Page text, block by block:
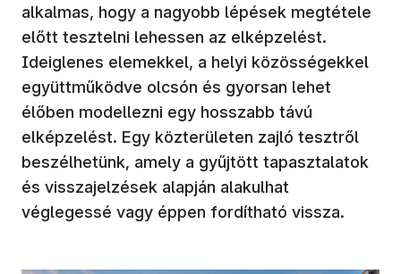
alkalmas, hogy a nagyobb lépések megtétele
előtt tesztelni lehessen az elképzelést.
Ideiglenes elemekkel, a helyi közösségekkel
együttműködve olcsón és gyorsan lehet
élőben modellezni egy hosszabb távú
elképzelést. Egy közterületen zajló tesztről
beszélhetünk, amely a gyűjtött tapasztalatok
és visszajelzések alapján alakulhat
véglegessé vagy éppen fordítható vissza.